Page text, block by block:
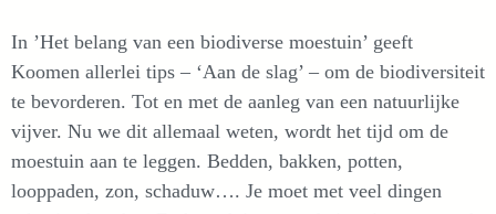
In ’Het belang van een biodiverse moestuin’ geeft
Koomen allerlei tips – ‘Aan de slag’ – om de biodiversiteit
te bevorderen. Tot en met de aanleg van een natuurlijke
vijver. Nu we dit allemaal weten, wordt het tijd om de
moestuin aan te leggen. Bedden, bakken, potten,
looppaden, zon, schaduw…. Je moet met veel dingen